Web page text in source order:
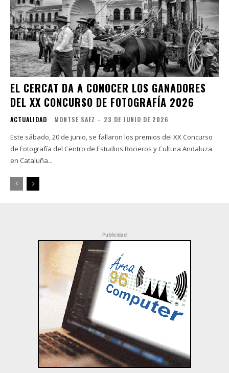
EL CERCAT DA A CONOCER LOS GANADORES
DEL XX CONCURSO DE FOTOGRAFÍA 2026
ACTUALIDAD MONTSE SAEZ - 23 DE JUNIO DE 2026
Este sábado, 20 de junio, se fallaron los premios del XX Concurso
de Fotografía del Centro de Estudios Rocieros y Cultura Andaluza
en Cataluña...
Publicidad